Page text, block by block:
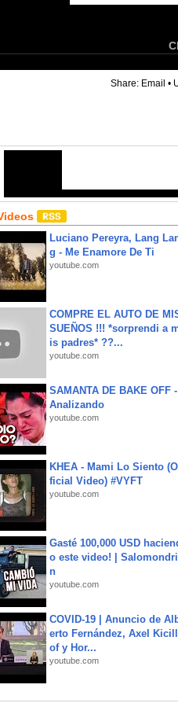
Share: Email •
Luciano Pereyra, Lang
g - Me Enamore De Ti
youtube.com
COMPRE EL AUTO DE
SUEÑOS !!! *sorprendi a
is padres* ??...
youtube.com
SAMANTA DE BAKE OFF -
Analizando
youtube.com
KHEA - Mami Lo Siento
ficial Video) #VYFT
youtube.com
Gasté 100,000 USD
o este video! | Salomondri
n
youtube.com
COVID-19 | Anuncio de
erto Fernández, Axel Kicill
of y Hor...
youtube.com